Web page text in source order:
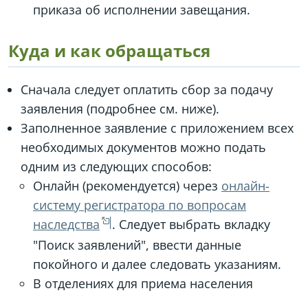
приказа об исполнении завещания.
Куда и как обращаться
Сначала следует оплатить сбор за подачу
заявления (подробнее см. ниже).
Заполненное заявление с приложением всех
необходимых документов можно подать
одним из следующих способов:
Онлайн (рекомендуется) через онлайн-
систему регистратора по вопросам
наследства
. Следует выбрать вкладку
"Поиск заявлений", ввести данные
покойного и далее следовать указаниям.
В отделениях для приема населения